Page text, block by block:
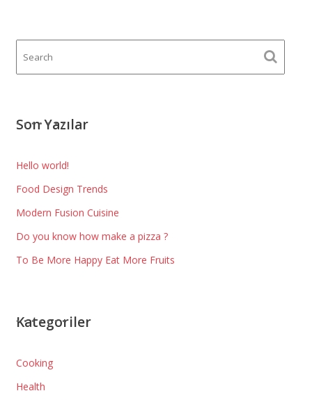
Son Yazılar
Hello world!
Food Design Trends
Modern Fusion Cuisine
Do you know how make a pizza ?
To Be More Happy Eat More Fruits
Kategoriler
Cooking
Health